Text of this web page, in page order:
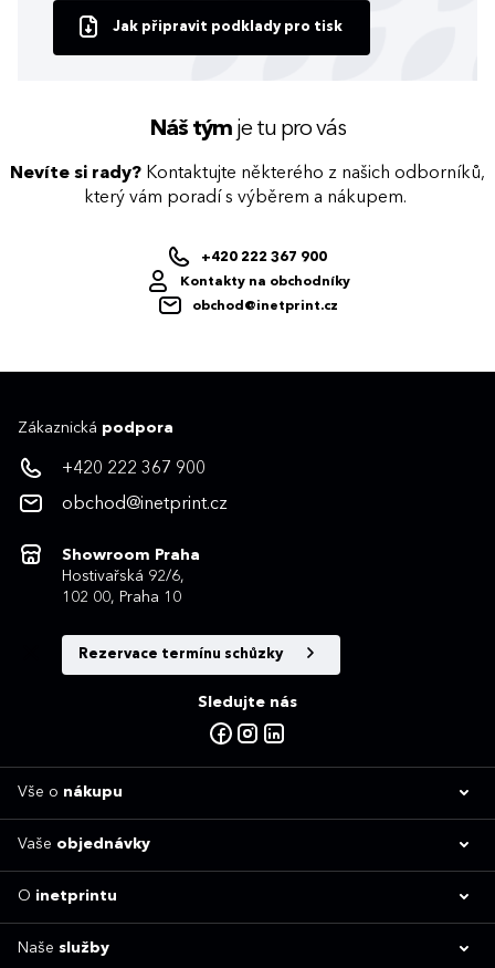
Jak připravit podklady pro tisk
Náš týmje tu pro vás
Nevíte si rady? Kontaktujte některého z našich odborníků,
který vám poradí s výběrem a nákupem.
+420 222 367 900
Kontakty na obchodníky
obchod@inetprint.cz
Zákaznická podpora
+420 222 367 900
obchod@inetprint.cz
Showroom Praha
Hostivařská 92/6,
102 00, Praha 10
Rezervace termínu schůzky
Sledujte nás
Vše o nákupu
Vaše objednávky
O inetprintu
Naše služby